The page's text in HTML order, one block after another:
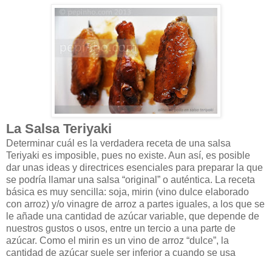
La Salsa Teriyaki
Determinar cuál es la verdadera receta de una salsa
Teriyaki es imposible, pues no existe. Aun así, es posible
dar unas ideas y directrices esenciales para preparar la que
se podría llamar una salsa “original” o auténtica. La receta
básica es muy sencilla: soja, mirin (vino dulce elaborado
con arroz) y/o vinagre de arroz a partes iguales, a los que se
le añade una cantidad de azúcar variable, que depende de
nuestros gustos o usos, entre un tercio a una parte de
azúcar. Como el mirin es un vino de arroz “dulce”, la
cantidad de azúcar suele ser inferior a cuando se usa